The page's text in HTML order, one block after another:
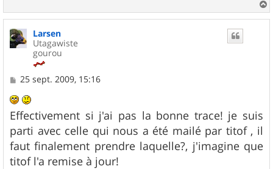
a
Larsen
Utagawiste
gourou
M
s
a
g
e
25 sept. 2009, 15:16
Effectivement si j'ai pas la bonne trace! je suis
parti avec celle qui nous a été mailé par titof , il
faut finalement prendre laquelle?, j'imagine que
titof l'a remise à jour!